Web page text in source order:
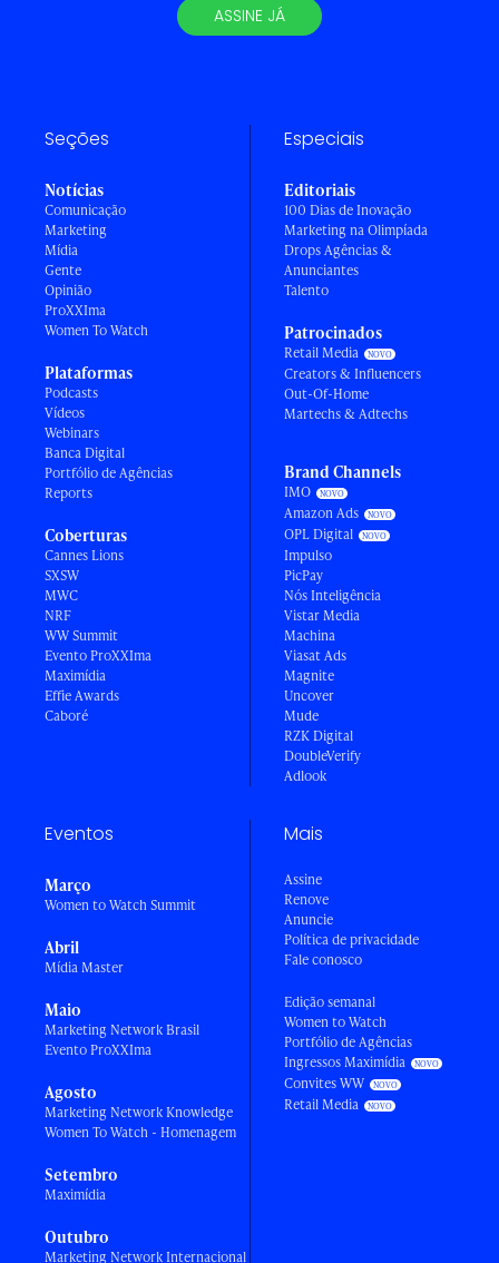
ASSINE JÁ
Seções
Notícias
Comunicação
Marketing
Mídia
Gente
Opinião
ProXXIma
Women To Watch
Plataformas
Podcasts
Vídeos
Webinars
Banca Digital
Portfólio de Agências
Reports
Coberturas
Cannes Lions
SXSW
MWC
NRF
WW Summit
Evento ProXXIma
Maximídia
Effie Awards
Caboré
Especiais
Editoriais
100 Dias de Inovação
Marketing na Olimpíada
Drops Agências &
Anunciantes
Talento
Patrocinados
Retail Media
Creators & Influencers
Out-Of-Home
Martechs & Adtechs
Brand Channels
IMO
Amazon Ads
OPL Digital
Impulso
PicPay
Nós Inteligência
Vistar Media
Machina
Viasat Ads
Magnite
Uncover
Mude
RZK Digital
DoubleVerify
Adlook
Eventos
Março
Women to Watch Summit
Abril
Mídia Master
Maio
Marketing Network Brasil
Evento ProXXIma
Agosto
Marketing Network Knowledge
Women To Watch - Homenagem
Setembro
Maximídia
Outubro
Marketing Network Internacional
Mais
Assine
Renove
Anuncie
Política de privacidade
Fale conosco
Edição semanal
Women to Watch
Portfólio de Agências
Ingressos Maximídia
Convites WW
Retail Media